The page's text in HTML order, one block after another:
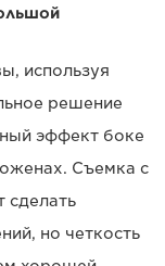
используя
решение
эффект боке
Съемка с
но четкость